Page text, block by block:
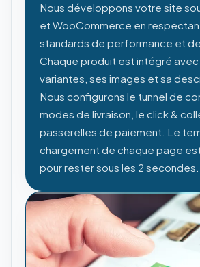
Nous développons votre site
et WooCommerce en
standards de performance et
Chaque produit est intégré avec
variantes, ses images et sa
Nous configurons le tunnel de
modes de livraison, le click &
passerelles de paiement. Le
chargement de chaque page
pour rester sous les 2 secondes.